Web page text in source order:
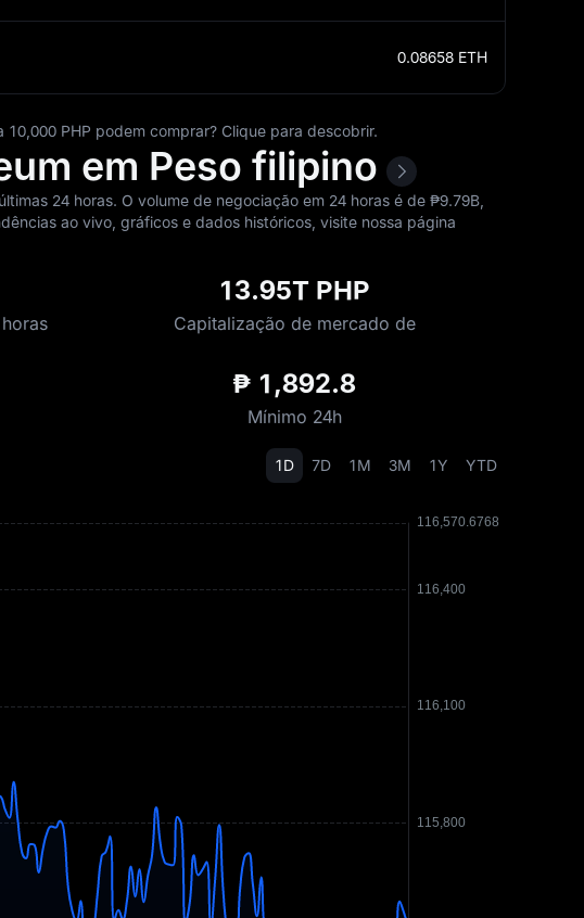
0.08658 ETH
10,000 PHP podem comprar? Clique para descobrir.
em Peso filipino
24 horas. O volume de negociação em 24 horas é de ₱‎9.79B,
ao vivo, gráficos e dados históricos, visite nossa página
13.95T PHP
Capitalização de mercado de
₱ 1,892.8
Mínimo 24h
1D 7D 1M 3M 1Y YTD